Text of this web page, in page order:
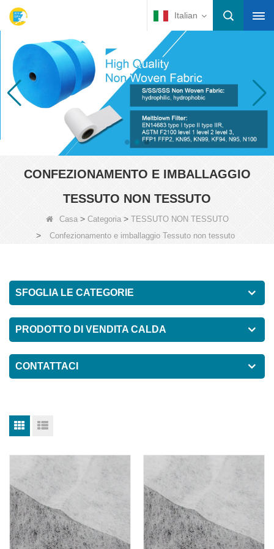
Italian
CONFEZIONAMENTO E IMBALLAGGIO
TESSUTO NON TESSUTO
Casa> Categoria> TESSUTO NON TESSUTO
> Confezionamento e imballaggio Tessuto non tessuto
SFOGLIA LE CATEGORIE
PRODOTTO DI VENDITA CALDA
CONTATTACI